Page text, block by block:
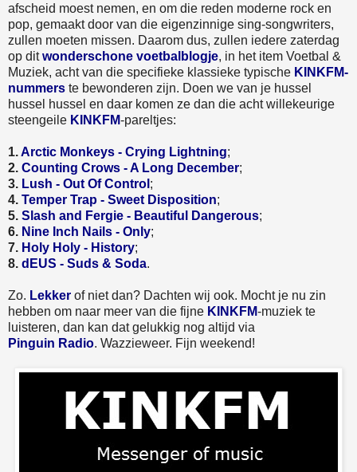
afscheid moest nemen, en om die reden moderne rock en
pop, gemaakt door van die eigenzinnige sing-songwriters,
zullen moeten missen. Daarom dus, zullen iedere zaterdag
op ditwonderschone voetbalblogje, in het item Voetbal &
Muziek, acht van die specifieke klassieke typische KINKFM-
nummers te bewonderen zijn. Doen we van je hussel
hussel hussel en daar komen ze dan die acht willekeurige
steengeile KINKFM-pareltjes:
1.Arctic Monkeys - Crying Lightning;
2. Counting Crows - A Long December;
3. Lush - Out Of Control ;
4. Temper Trap - Sweet Disposition;
5. Slash and Fergie - Beautiful Dangerous;
6. Nine Inch Nails - Only;
7. Holy Holy - History;
8. dEUS - Suds & Soda.
Zo. Lekker of niet dan? Dachten wij ook. Mocht je nu zin
hebben om naar meer van die fijne KINKFM-muziek te
luisteren, dan kan dat gelukkig nog altijd via
Pinguin Radio. Wazzieweer. Fijn weekend!